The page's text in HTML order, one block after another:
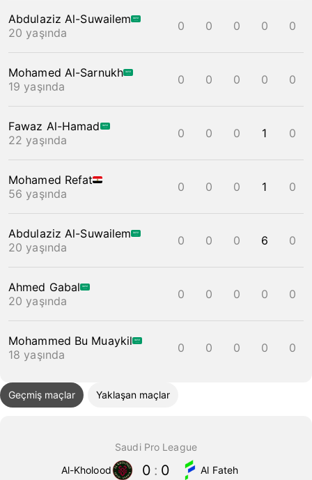
Abdulaziz Al-Suwailem
20 yaşında
0 0 0 0 0
Mohamed Al-Sarnukh
19 yaşında
0 0 0 0 0
Fawaz Al-Hamad
22 yaşında
0 0 0 1 0
Mohamed Refat
56 yaşında
0 0 0 1 0
Abdulaziz Al-Suwailem
20 yaşında
0 0 0 6 0
Ahmed Gabal
20 yaşında
0 0 0 0 0
Mohammed Bu Muaykil
18 yaşında
0 0 0 0 0
Geçmiş maçlar Yaklaşan maçlar
Saudi Pro League
Al-Kholood
0 : 0
Al Fateh